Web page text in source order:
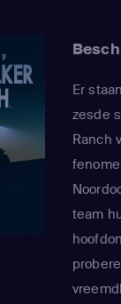
Er
zesde
Ranch
team